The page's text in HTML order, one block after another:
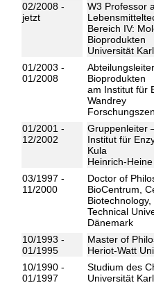
02/2008 -
jetzt
W3 Professor
Bereich IV:
Bioprodukten
Universität
01/2003 -
01/2008
Bioprodukten
am Institut für
Wandrey
01/2001 -
12/2002
Gruppenleiter
Institut für
Kula
Heinrich-
03/1997 -
11/2000
Doctor of
BioCentrum,
Technical
Dänemark
10/1993 -
01/1995
Master of
Heriot-Watt
10/1990 -
01/1997
Studium des
Universität